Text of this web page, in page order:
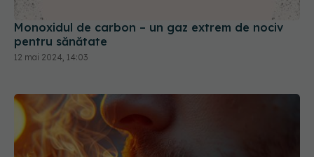
Monoxidul de carbon – un gaz extrem de nociv
pentru sănătate
12 mai 2024, 14:03